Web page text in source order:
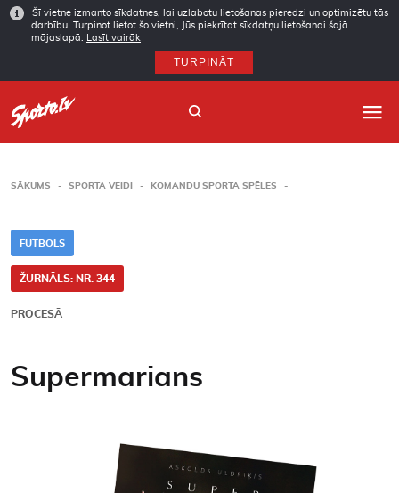
Šī vietne izmanto sīkdatnes, lai uzlabotu lietošanas pieredzi un optimizētu tās
darbību. Turpinot lietot šo vietni, Jūs piekrītat sīkdatņu lietošanai šajā
mājaslapā.
Lasīt vairāk
TURPINĀT
Abonēšana
SĀKUMS SPORTA VEIDI KOMANDU SPORTA SPĒLES
FUTBOLS
ŽURNĀLS: NR. 344
PROCESĀ
Supermarians